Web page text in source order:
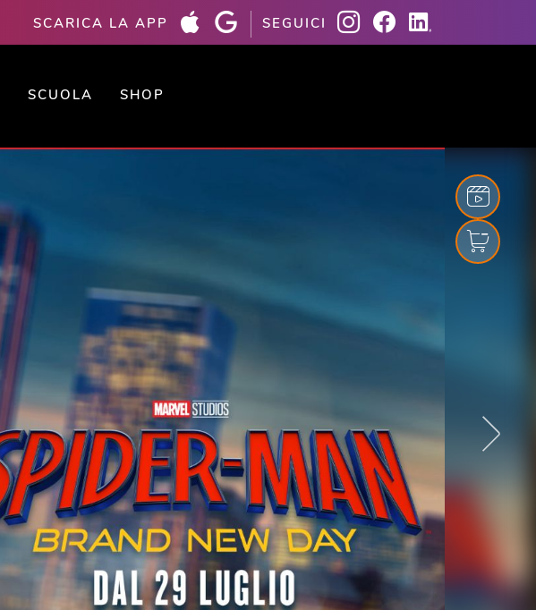
SCARICA LA APP SEGUICI
SCUOLA SHOP